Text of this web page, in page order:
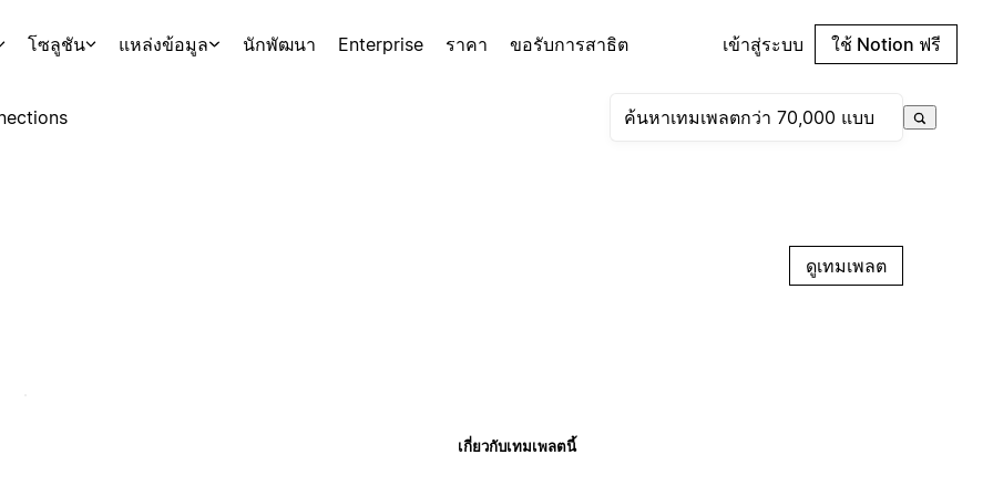
โซลูชัน แหล่งข้อมูล นักพัฒนา Enterprise ราคา ขอรับการสาธิต เข้าสู่ระบบ ใช้ Notion ฟรี
ดูเทมเพลต
เกี่ยวกับเทมเพลตนี้